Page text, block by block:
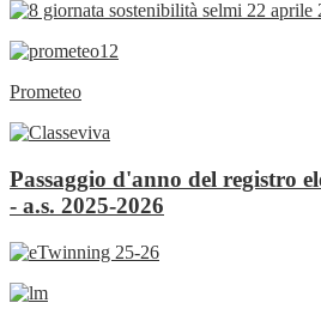
Prometeo
Passaggio d'anno del registro
- a.s. 2025-2026